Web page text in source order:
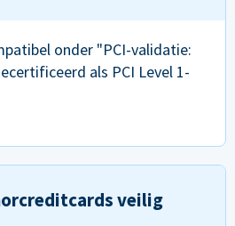
onder "PCI-validatie:
als PCI Level 1-
veilig